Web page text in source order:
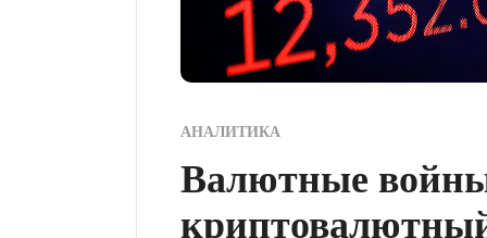
АНАЛИТИКА
Валютные